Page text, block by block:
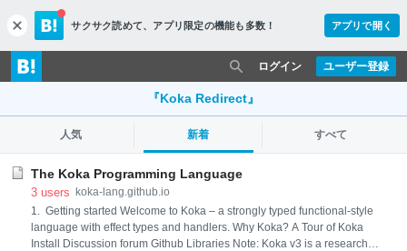
c
l
o
s
サクサク読めて、 アプリ限定の機能も多数！ アプリで開く
ユーザー登録
ログイン
『Koka Redirect』
人気 新着 すべて
The Koka Programming Language
3 users
koka-lang.github.io
1. Getting started Welcome to Koka – a strongly typed functional-style
language with effect types and handlers. Why Koka? A Tour of Koka
Install Discussion forum Github Libraries Note: Koka v3 is a research